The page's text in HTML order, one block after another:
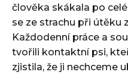
člověka skákala po
se ze strachu při útěku
Každodenní práce a
tvořili kontaktní psi,
zjistila, že ji nechceme